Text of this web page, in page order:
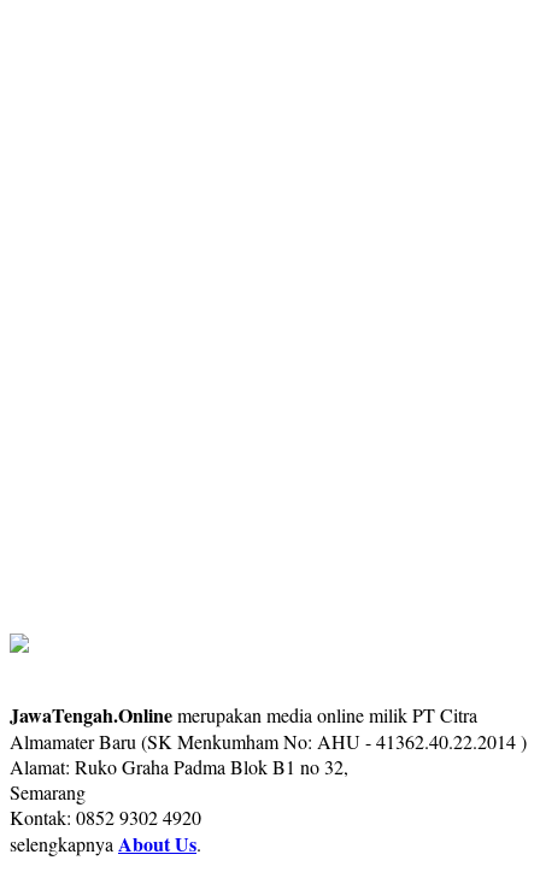
JawaTengah.Onlinemerupakan media online milik PT Citra
Almamater Baru (SK Menkumham No: AHU - 41362.40.22.2014 )
Alamat: Ruko Graha Padma Blok B1 no 32,
Semarang
Kontak: 0852 9302 4920
selengkapnya About Us.